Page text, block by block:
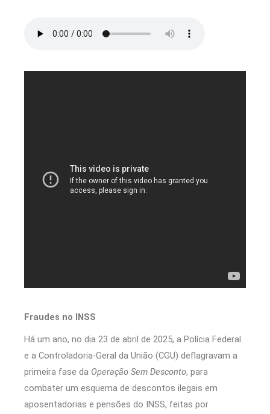
Fraudes no INSS
Há um ano, no dia 23 de abril de 2025, a Polícia Federal
e a Controladoria-Geral da União (CGU) deflagravam a
primeira fase da Operação Sem Desconto, para
combater um esquema de descontos ilegais em
aposentadorias e pensões do INSS, feitas por